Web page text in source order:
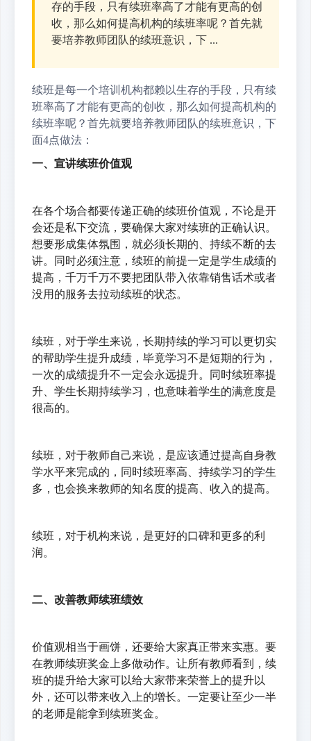
存的手段，只有续班率高了才能有更高的创
收，那么如何提高机构的续班率呢？首先就
要培养教师团队的续班意识，下 ...
续班是每一个培训机构都赖以生存的手段，只有续
班率高了才能有更高的创收，那么如何提高机构的
续班率呢？首先就要培养教师团队的续班意识，下
面4点做法：
一、宣讲续班价值观
在各个场合都要传递正确的续班价值观，不论是开
会还是私下交流，要确保大家对续班的正确认识。
想要形成集体氛围，就必须长期的、持续不断的去
讲。同时必须注意，续班的前提一定是学生成绩的
提高，千万千万不要把团队带入依靠销售话术或者
没用的服务去拉动续班的状态。
续班，对于学生来说，长期持续的学习可以更切实
的帮助学生提升成绩，毕竟学习不是短期的行为，
一次的成绩提升不一定会永远提升。同时续班率提
升、学生长期持续学习，也意味着学生的满意度是
很高的。
续班，对于教师自己来说，是应该通过提高自身教
学水平来完成的，同时续班率高、持续学习的学生
多，也会换来教师的知名度的提高、收入的提高。
续班，对于机构来说，是更好的口碑和更多的利
润。
二、改善教师续班绩效
价值观相当于画饼，还要给大家真正带来实惠。要
在教师续班奖金上多做动作。让所有教师看到，续
班的提升给大家可以给大家带来荣誉上的提升以
外，还可以带来收入上的增长。一定要让至少一半
的老师是能拿到续班奖金。